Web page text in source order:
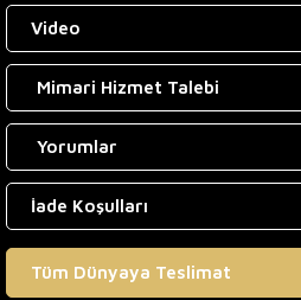
Video
Mimari Hizmet Talebi
Yorumlar
İade Koşulları
Tüm Dünyaya Teslimat